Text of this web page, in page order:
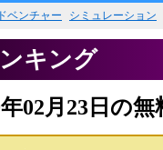
ベンチャー シミュレーション
キング
年02月23日の